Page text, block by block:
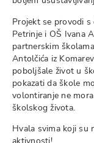
Projekt se provodi s
Petrinje i OŠ Ivana
partnerskim
Antolčića iz
poboljšale život u
pokazati da škole
volontiranje ne
školskog života.
Hvala svima koji su